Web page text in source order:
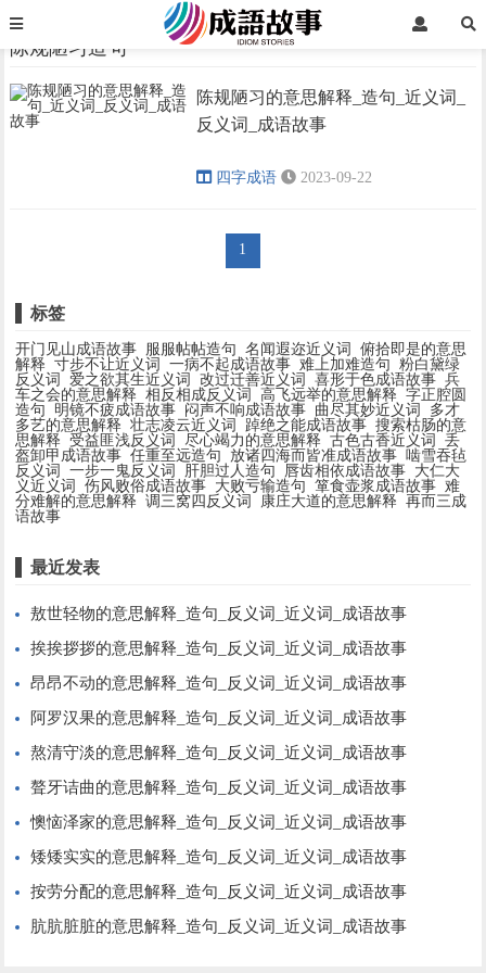
› ›
陈规陋习造句
陈规陋习造句
陈规陋习的意思解释_造句_近义词_
反义词_成语故事
四字成语 2023-09-22
1
标签
开门见山成语故事 服服帖帖造句 名闻遐迩近义词
俯拾即是的意思
解释
寸步不让近义词 一病不起成语故事 难上加难造句
粉白黛绿
反义词
爱之欲其生近义词 改过迁善近义词 喜形于色成语故事 兵
车之会的意思解释
相反相成反义词 高飞远举的意思解释
字正腔圆
造句
明镜不疲成语故事 闷声不响成语故事 曲尽其妙近义词
多才
多艺的意思解释
壮志凌云近义词 踔绝之能成语故事 搜索枯肠的意
思解释
受益匪浅反义词 尽心竭力的意思解释 古色古香近义词
丢
盔卸甲成语故事 任重至远造句 放诸四海而皆准成语故事 啮雪吞毡
反义词
一步一鬼反义词 肝胆过人造句 唇齿相依成语故事 大仁大
义近义词
伤风败俗成语故事 大败亏输造句 箪食壶浆成语故事 难
分难解的意思解释
调三窝四反义词 康庄大道的意思解释
再而三成
语故事
最近发表
敖世轻物的意思解释_造句_反义词_近义词_成语故事
挨挨拶拶的意思解释_造句_反义词_近义词_成语故事
昂昂不动的意思解释_造句_反义词_近义词_成语故事
阿罗汉果的意思解释_造句_反义词_近义词_成语故事
熬清守淡的意思解释_造句_反义词_近义词_成语故事
聱牙诘曲的意思解释_造句_反义词_近义词_成语故事
懊恼泽家的意思解释_造句_反义词_近义词_成语故事
矮矮实实的意思解释_造句_反义词_近义词_成语故事
按劳分配的意思解释_造句_反义词_近义词_成语故事
肮肮脏脏的意思解释_造句_反义词_近义词_成语故事